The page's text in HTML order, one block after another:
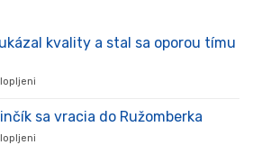
kvality a stal sa oporou tímu
prišiel,
sa vracia do Ružomberka